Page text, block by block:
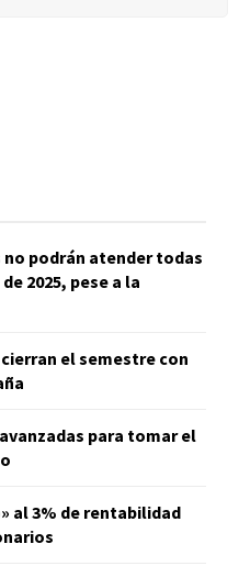
podrán atender todas
2025, pese a la
el semestre con
para tomar el
al 3% de rentabilidad